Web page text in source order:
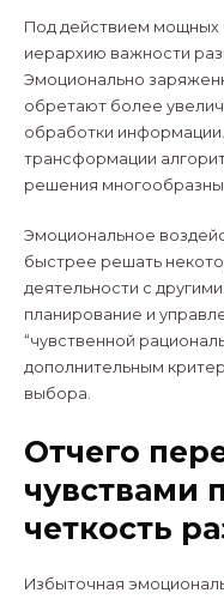
Под действием мощных
иерархию важности
Эмоционально
обретают более
обработки
трансформации
решения
Эмоциональное
быстрее решать
деятельности с
планирование и
“чувственной
дополнительным
выбора.
Отчего
чувствами
четкость
Избыточная